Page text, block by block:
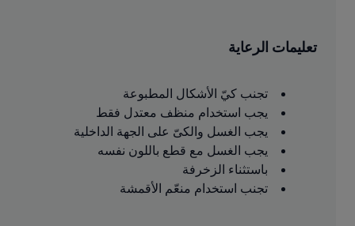
تعليمات الرعاية
تجنب كيّ الأشكال المطبوعة
يجب استخدام منظف معتدل فقط
يجب الغسل والكىّ على الجهة الداخلية
يجب الغسل مع قطع باللون نفسه
باستثناء الزخرفة
تجنب استخدام منعّم الأقمشة